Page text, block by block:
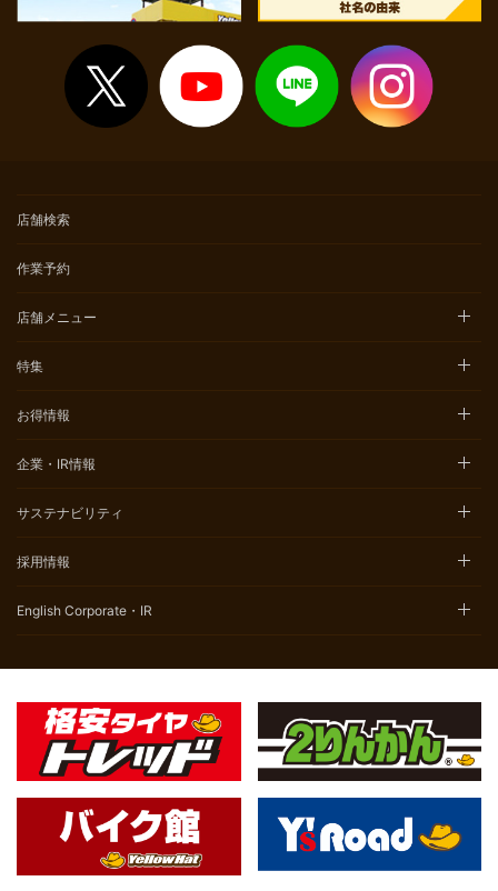
店舗検索
作業予約
店舗メニュー
特集
お得情報
企業・IR情報
サステナビリティ
採用情報
English Corporate・IR